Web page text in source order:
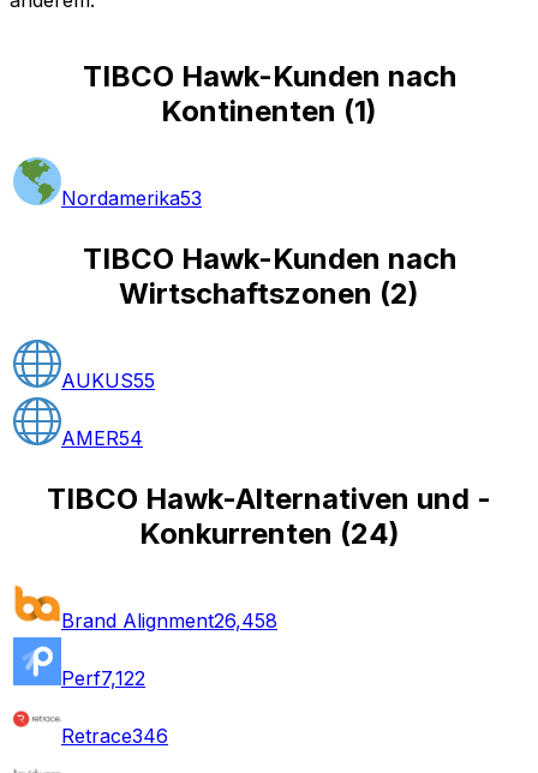
TIBCO Hawk-Kunden nach
Kontinenten (1)
Nordamerika53
TIBCO Hawk-Kunden nach
Wirtschaftszonen (2)
AUKUS55
AMER54
TIBCO Hawk-Alternativen und -
Konkurrenten (24)
Brand Alignment26,458
Perf7,122
Retrace346